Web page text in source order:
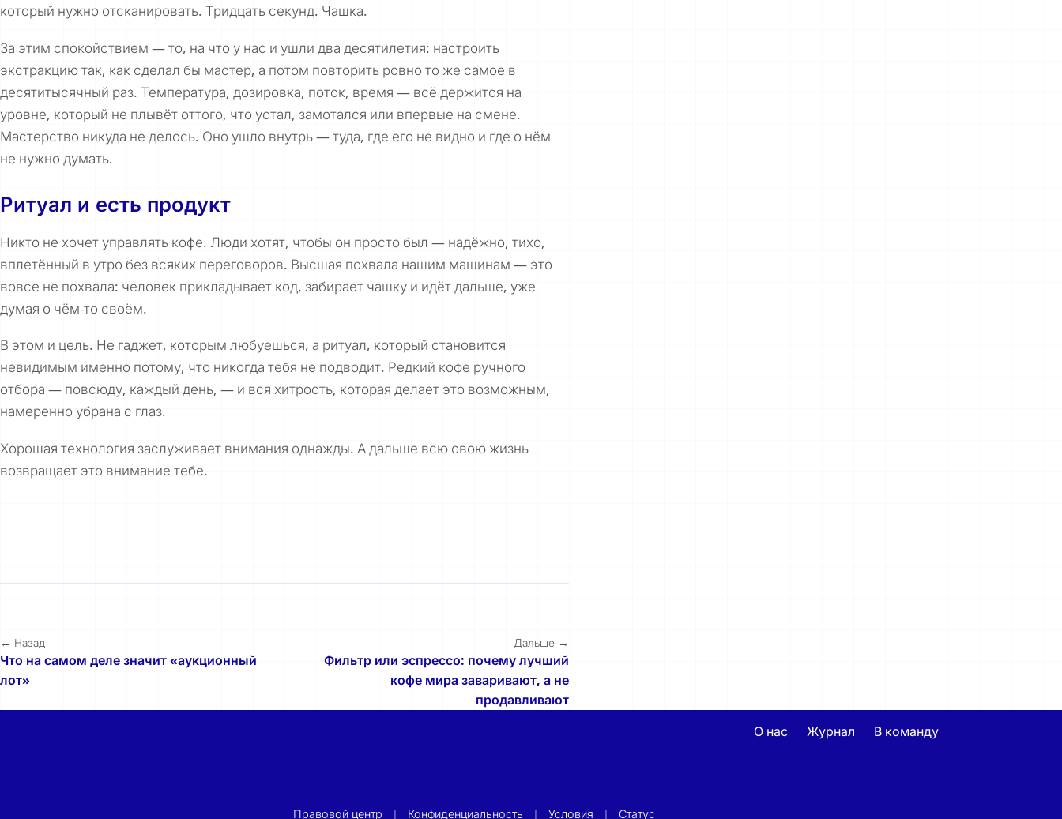
который нужно отсканировать. Тридцать секунд. Чашка.
За этим спокойствием — то, на что у нас и ушли два десятилетия: настроить
экстракцию так, как сделал бы мастер, а потом повторить ровно то же самое в
десятитысячный раз. Температура, дозировка, поток, время — всё держится на
уровне, который не плывёт оттого, что устал, замотался или впервые на смене.
Мастерство никуда не делось. Оно ушло внутрь — туда, где его не видно и где о нём
не нужно думать.
Ритуал и есть продукт
Никто не хочет управлять кофе. Люди хотят, чтобы он просто был — надёжно, тихо,
вплетённый в утро без всяких переговоров. Высшая похвала нашим машинам — это
вовсе не похвала: человек прикладывает код, забирает чашку и идёт дальше, уже
думая о чём-то своём.
В этом и цель. Не гаджет, которым любуешься, а ритуал, который становится
невидимым именно потому, что никогда тебя не подводит. Редкий кофе ручного
отбора — повсюду, каждый день, — и вся хитрость, которая делает это возможным,
намеренно убрана с глаз.
Хорошая технология заслуживает внимания однажды. А дальше всю свою жизнь
возвращает это внимание тебе.
← Назад
Что на самом деле значит «аукционный
лот»
Дальше →
Фильтр или эспрессо: почему лучший
кофе мира заваривают, а не
продавливают
О нас
Журнал В команду
Правовой центр | Конфиденциальность | Условия | Статус